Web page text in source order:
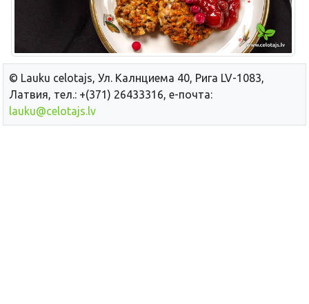
© Lauku сelotajs, Ул. Калнциема 40, Рига LV-1083,
Латвия, тел.: +(371) 26433316, е-почта:
lauku@celotajs.lv